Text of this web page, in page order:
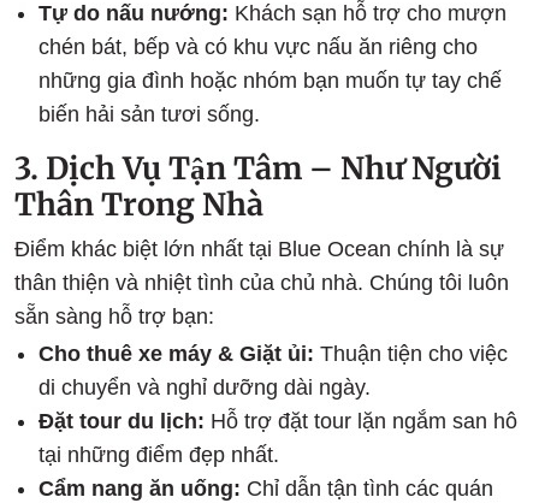
Tự do nấu nướng: Khách sạn hỗ trợ cho mượn
chén bát, bếp và có khu vực nấu ăn riêng cho
những gia đình hoặc nhóm bạn muốn tự tay chế
biến hải sản tươi sống.
3. Dịch Vụ Tận Tâm – Như Người
Thân Trong Nhà
Điểm khác biệt lớn nhất tại Blue Ocean chính là sự
thân thiện và nhiệt tình của chủ nhà. Chúng tôi luôn
sẵn sàng hỗ trợ bạn:
Cho thuê xe máy & Giặt ủi: Thuận tiện cho việc
di chuyển và nghỉ dưỡng dài ngày.
Đặt tour du lịch: Hỗ trợ đặt tour lặn ngắm san hô
tại những điểm đẹp nhất.
Cẩm nang ăn uống: Chỉ dẫn tận tình các quán